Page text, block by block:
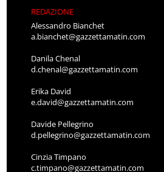
REDAZIONE
Alessandro Bianchet
a.bianchet@gazzettamatin.com
Danila Chenal
d.chenal@gazzettamatin.com
Erika David
e.david@gazzettamatin.com
Davide Pellegrino
d.pellegrino@gazzettamatin.com
Cinzia Timpano
c.timpano@gazzettamatin.com